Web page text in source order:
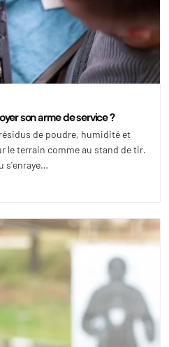
son arme de service ?
de poudre, humidité et
le terrain comme au stand de tir.
s'enraye…